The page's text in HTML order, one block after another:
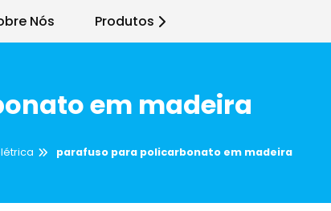
Nós Produtos
em madeira
parafuso para policarbonato em madeira